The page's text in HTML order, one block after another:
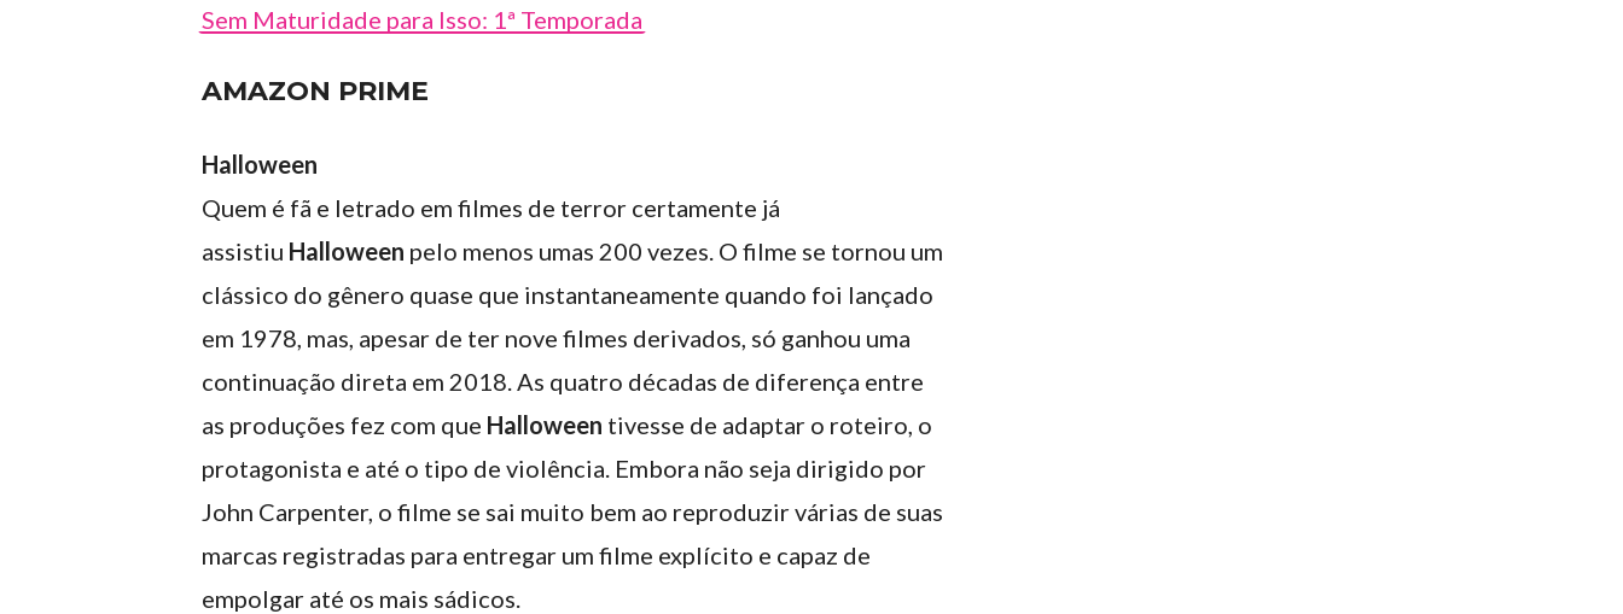
Sem Maturidade para Isso: 1ª Temporada
AMAZON PRIME
Halloween
Quem é fã e letrado em filmes de terror certamente já
assistiu Halloween pelo menos umas 200 vezes. O filme se tornou um
clássico do gênero quase que instantaneamente quando foi lançado
em 1978, mas, apesar de ter nove filmes derivados, só ganhou uma
continuação direta em 2018. As quatro décadas de diferença entre
as produções fez com que Halloween tivesse de adaptar o roteiro, o
protagonista e até o tipo de violência. Embora não seja dirigido por
John Carpenter, o filme se sai muito bem ao reproduzir várias de suas
marcas registradas para entregar um filme explícito e capaz de
empolgar até os mais sádicos.